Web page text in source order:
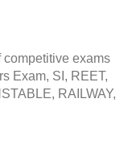
competitive exams
Exam, SI, REET,
RAILWAY,